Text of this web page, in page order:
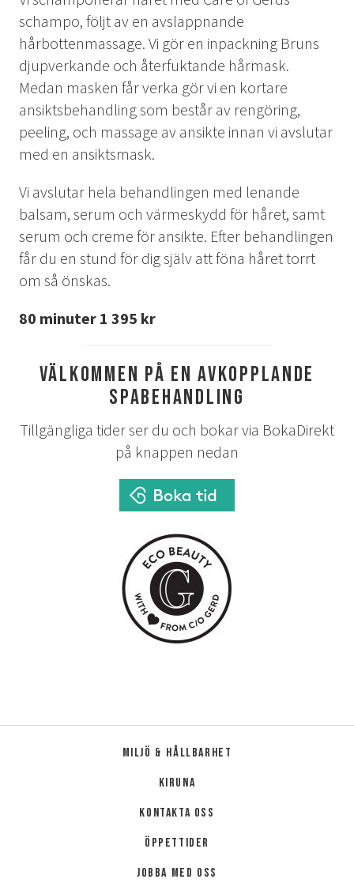
schampo, följt av en avslappnande
hårbottenmassage. Vi gör en inpackning Bruns
djupverkande och återfuktande hårmask.
Medan masken får verka gör vi en kortare
ansiktsbehandling som består av rengöring,
peeling, och massage av ansikte innan vi avslutar
med en ansiktsmask.
Vi avslutar hela behandlingen med lenande
balsam, serum och värmeskydd för håret, samt
serum och creme för ansikte. Efter behandlingen
får du en stund för dig själv att föna håret torrt
om så önskas.
80 minuter 1 395 kr
Välkommen på en avkopplande
spabehandling
Tillgängliga tider ser du och bokar via BokaDirekt
på knappen nedan
Miljö & hållbarhet
Kiruna
Kontakta oss
Öppettider
Jobba med oss